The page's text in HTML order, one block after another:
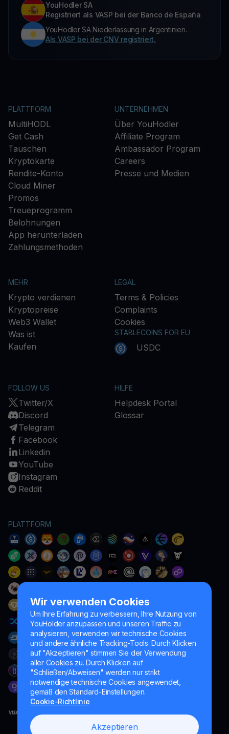
Wir verwenden Cookies
Um Ihre Erfahrung zu verbessern, Ihre Nutzung von
YouHolder anzupassen und unseren Traffic zu
analysieren, verwenden wir technische Cookies
und andere ähnliche Tracking-Tools. Durch Klicken
auf "Akzeptieren" stimmen Sie der Verwendung
aller Cookies zu. Durch Klicken auf
"Schließen/Abweisen" werden nur strikt
notwendige technische Cookies angewendet,
gemäß den Standard-Einstellungen.
Cookie-Richtlinie
Akzeptieren
YouHodler SA
Registriert als VASP bei der Banco de España
YouHodler SA Niederlassung in Argentinien.
Als VASP bei der CNV registriert.
PLATTFORM
MultiHODL
Get Cash
Tauschen
Kryptokarte
Rendite-Konto
Cloud Miner
Promos
Treueprogramm
Belohnungen
App herunterladen
Zahlungsmethoden
UNTERNEHMEN
Über YouHodler
Affiliate Program
Ambassador Program
Careers
Presse und Medien
MEHR
Krypto verdienen
Kryptopreise
Web3 Wallet
Was ist
Kaufen
LEGAL
Terms & Policies
Complaints
Cookies
STABLECOINS FOR EU
USDC
FOLLOW US
Twitter/X
Discord
Telegram
Facebook
Linkedin
YouTube
Instagram
Reddit
HILFE
Helpdesk Portal
Glossar
PLATTFORM